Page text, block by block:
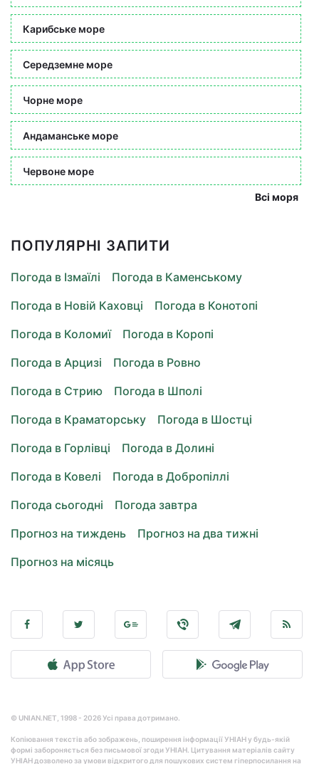
Карибське море
Середземне море
Чорне море
Андаманське море
Червоне море
Всі моря
ПОПУЛЯРНІ ЗАПИТИ
Погода в Ізмаїлі
Погода в Каменському
Погода в Новій Каховці
Погода в Конотопі
Погода в Коломиї
Погода в Коропі
Погода в Арцизі
Погода в Ровно
Погода в Стрию
Погода в Шполі
Погода в Краматорську
Погода в Шостці
Погода в Горлівці
Погода в Долині
Погода в Ковелі
Погода в Добропіллі
Погода сьогодні
Погода завтра
Прогноз на тиждень
Прогноз на два тижні
Прогноз на місяць
© UNIAN.NET, 1998 - 2026 Усі права дотримано.
Копіювання текстів або зображень, поширення інформації УНІАН у будь-якій
формі забороняється без письмової згоди УНІАН. Цитування матеріалів сайту
УНІАН дозволено за умови відкритого для пошукових систем гіперпосилання на